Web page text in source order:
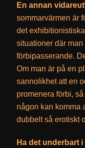
En annan
sommarvärmen är
det
situationer där man
förbipasserande.
Om man är på en
sannolikhet att en
promenera förbi,
någon kan komma
dubbelt så erotiskt
Ha det underbart